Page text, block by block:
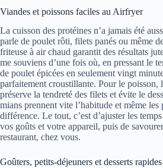
Viandes et poissons faciles au Airfryer
La cuisson des protéines n’a jamais été
parle de poulet rôti, filets panés ou même
friteuse à air chaud garantit des résultats
me souviens d’une fois où, en pressant le
de poulet épicées en seulement vingt
parfaitement croustillante. Pour le poisson,
préserve la tendreté des filets et évite le
mians prennent vite l’habitude et même les
différence. Le tout, c’est d’ajuster les
vos goûts et votre appareil, puis de
restaurant, chez vous.
Goûters, petits-déjeuners et desserts rapides